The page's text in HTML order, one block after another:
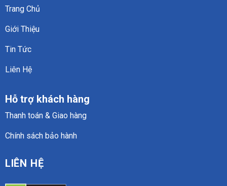
Trang Chủ
Giới Thiệu
Tin Tức
Liên Hệ
Hỗ trợ khách hàng
Thanh toán & Giao hàng
Chính sách bảo hành
LIÊN HỆ